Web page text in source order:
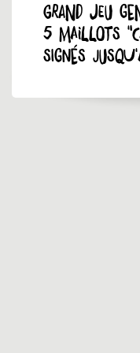
GRAND JEU
5 maillots
signés